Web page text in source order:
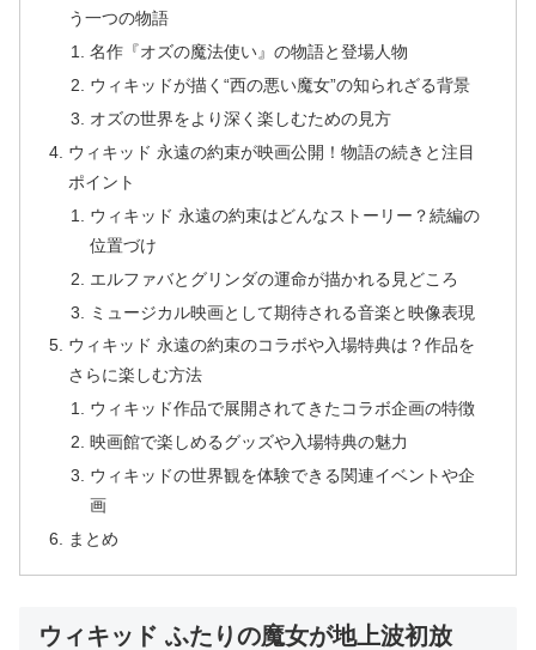
う一つの物語
名作『オズの魔法使い』の物語と登場人物
ウィキッドが描く“西の悪い魔女”の知られざる背景
オズの世界をより深く楽しむための見方
ウィキッド 永遠の約束が映画公開！物語の続きと注目
ポイント
ウィキッド 永遠の約束はどんなストーリー？続編の
位置づけ
エルファバとグリンダの運命が描かれる見どころ
ミュージカル映画として期待される音楽と映像表現
ウィキッド 永遠の約束のコラボや入場特典は？作品を
さらに楽しむ方法
ウィキッド作品で展開されてきたコラボ企画の特徴
映画館で楽しめるグッズや入場特典の魅力
ウィキッドの世界観を体験できる関連イベントや企
画
まとめ
ウィキッド ふたりの魔女が地上波初放